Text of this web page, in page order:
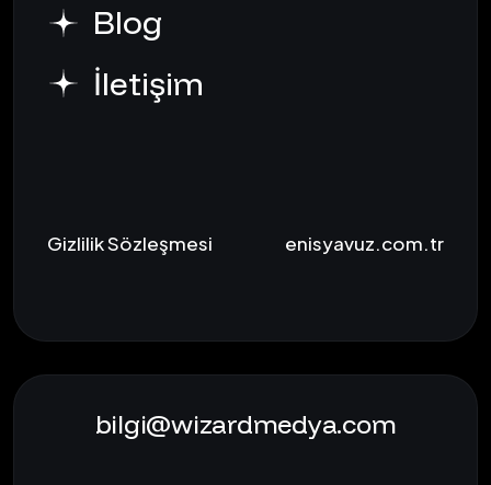
Blog
İletişim
Gizlilik Sözleşmesi enisyavuz.com.tr
bilgi@wizardmedya.com